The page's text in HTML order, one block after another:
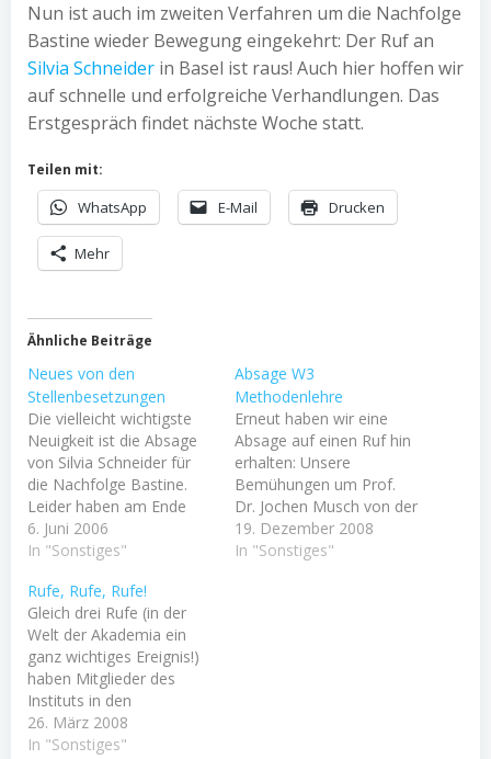
Nun ist auch im zweiten Verfahren um die Nachfolge
Bastine wieder Bewegung eingekehrt: Der Ruf an
Silvia Schneider in Basel ist raus! Auch hier hoffen wir
auf schnelle und erfolgreiche Verhandlungen. Das
Erstgespräch findet nächste Woche statt.
Teilen mit:
WhatsApp E-Mail Drucken
Mehr
Ähnliche Beiträge
Neues von den
Stellenbesetzungen
Die vielleicht wichtigste
Neuigkeit ist die Absage
von Silvia Schneider für
die Nachfolge Bastine.
Leider haben am Ende
doch die persönlichen
Gründe die Waagschale
ausschlagen lassen. Ich
hätte mir unter ihrer
Leitung den Aufbau der
Kinder- und
Jugendlichentherapie hier
gut vorstellen können.
Jetzt wird das Angebot
möglicherweise an…
6. Juni 2006
In "Sonstiges"
Absage W3
Methodenlehre
Erneut haben wir eine
Absage auf einen Ruf hin
erhalten: Unsere
Bemühungen um Prof.
Dr. Jochen Musch von der
Uni Düsseldorf wurden
jetzt durch ein starkes
19. Dezember 2008
In "Sonstiges"
Rufe, Rufe, Rufe!
Gleich drei Rufe (in der
Welt der Akademia ein
ganz wichtiges Ereignis!)
haben Mitglieder des
Instituts in den
vergangenen Wochen
ereilt: Prof. Dr. Birgit
26. März 2008
In "Sonstiges"